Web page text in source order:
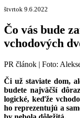
štvrtok 9.6.2022
Čo vás bude
vchodových
PR článok | Foto:
Či už staviate dom,
budete najväčší
logické, keďže
ho reprezentujú a